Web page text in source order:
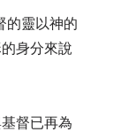
的靈以神的
身分來說
督已再為